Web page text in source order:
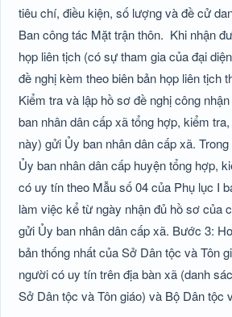
tiêu chí, điều kiện, số lượng và đề cử
Ban công tác Mặt trận thôn. Khi nhận
họp liên tịch (có sự tham gia của đại
đề nghị kèm theo biên bản họp liên tịch
Kiểm tra và lập hồ sơ đề nghị công
ban nhân dân cấp xã tổng hợp, kiểm
này) gửi Ủy ban nhân dân cấp xã.
Ủy ban nhân dân cấp huyện tổng hợp,
có uy tín theo Mẫu số 04 của Phụ lục I
làm việc kể từ ngày nhận đủ hồ sơ của
gửi Ủy ban nhân dân cấp xã. Bước 3:
bản thống nhất của Sở Dân tộc và Tôn
người có uy tín trên địa bàn xã (danh
Sở Dân tộc và Tôn giáo) và Bộ Dân tộc